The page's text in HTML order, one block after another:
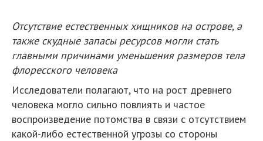
Отсутствие естественных хищников на острове, а
также скудные запасы ресурсов могли стать
главными причинами уменьшения размеров тела
флоресского человека
Исследователи полагают, что на рост древнего
человека могло сильно повлиять и частое
воспроизведение потомства в связи с отсутствием
какой-либо естественной угрозы со стороны